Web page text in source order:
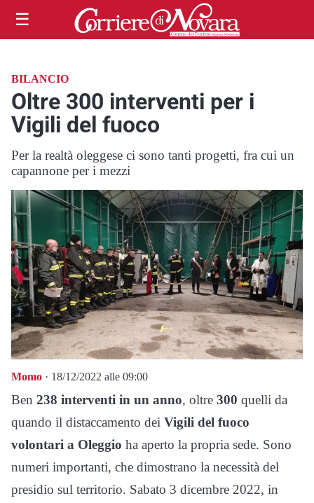
☰
BILANCIO
Oltre 300 interventi per i
Vigili del fuoco
Per la realtà oleggese ci sono tanti progetti, fra cui un
capannone per i mezzi
Momo · 18/12/2022 alle 09:00
Ben 238 interventi in un anno, oltre 300 quelli da
quando il distaccamento dei Vigili del fuoco
volontari a Oleggio ha aperto la propria sede. Sono
numeri importanti, che dimostrano la necessità del
presidio sul territorio. Sabato 3 dicembre 2022, in